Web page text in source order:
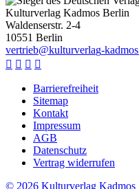
Kulturverlag Kadmos Berlin
Waldenserstr. 2-4
10551 Berlin
vertrieb@kulturverlag-kadmos
   
Barrierefreiheit
Sitemap
Kontakt
Impressum
AGB
Datenschutz
Vertrag widerrufen
© 2026 Kulturverlag Kadmos